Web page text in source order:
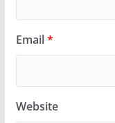
Email*
Website